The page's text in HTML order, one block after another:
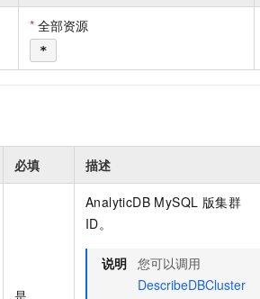
* 全部资源
*
必填 描述
是
AnalyticDB MySQL 版集群
ID。
说明 您可以调用
DescribeDBCluster